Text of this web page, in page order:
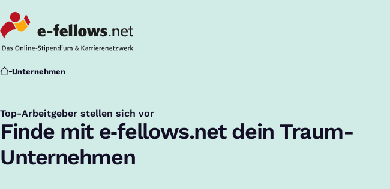
Startseite
Unternehmen
Top-Arbeitgeber stellen sich vor
:Finde mit e‑fellows.net dein Traum-
Unternehmen